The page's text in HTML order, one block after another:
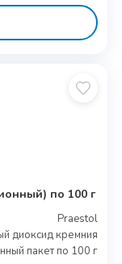
по 100 г
Praestol
диоксид кремния
пакет по 100 г